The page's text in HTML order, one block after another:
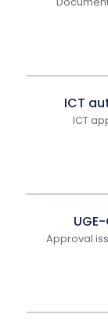
ICT
ICT
Approval